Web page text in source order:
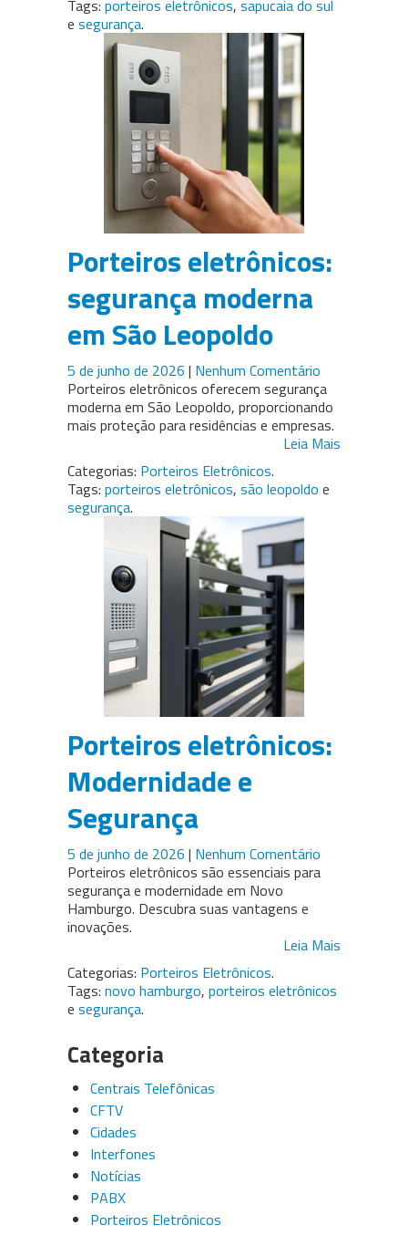
Tags: porteiros eletrônicos, sapucaia do sul
e segurança.
Porteiros eletrônicos:
segurança moderna
em São Leopoldo
5 de junho de 2026 | Nenhum Comentário
Porteiros eletrônicos oferecem segurança
moderna em São Leopoldo, proporcionando
mais proteção para residências e empresas.
Leia Mais
Categorias: Porteiros Eletrônicos.
Tags: porteiros eletrônicos, são leopoldo e
segurança.
Porteiros eletrônicos:
Modernidade e
Segurança
5 de junho de 2026 | Nenhum Comentário
Porteiros eletrônicos são essenciais para
segurança e modernidade em Novo
Hamburgo. Descubra suas vantagens e
inovações.
Leia Mais
Categorias: Porteiros Eletrônicos.
Tags: novo hamburgo, porteiros eletrônicos
e segurança.
Categoria
Centrais Telefônicas
CFTV
Cidades
Interfones
Notícias
PABX
Porteiros Eletrônicos